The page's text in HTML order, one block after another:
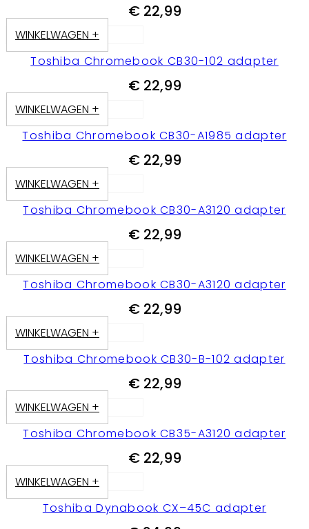
€22,99
WINKELWAGEN +
Toshiba Chromebook CB30-102 adapter
€22,99
WINKELWAGEN +
Toshiba Chromebook CB30-A1985 adapter
€22,99
WINKELWAGEN +
Toshiba Chromebook CB30-A3120 adapter
€22,99
WINKELWAGEN +
Toshiba Chromebook CB30-A3120 adapter
€22,99
WINKELWAGEN +
Toshiba Chromebook CB30-B-102 adapter
€22,99
WINKELWAGEN +
Toshiba Chromebook CB35-A3120 adapter
€22,99
WINKELWAGEN +
Toshiba Dynabook CX–45C adapter